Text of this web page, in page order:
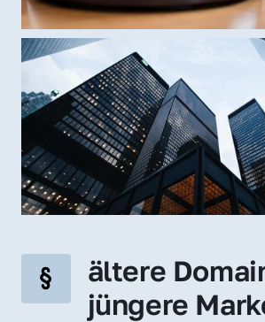
ältere
jüngere